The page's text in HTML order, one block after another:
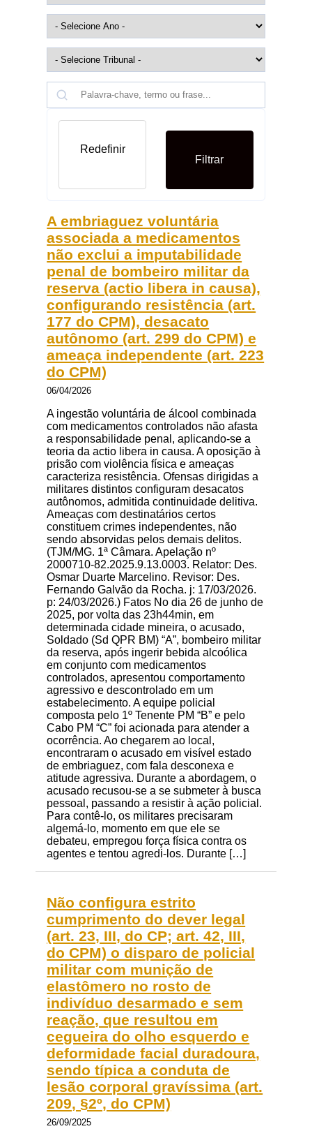
Filtrar
Redefinir
A embriaguez voluntária
associada a medicamentos
não exclui a imputabilidade
penal de bombeiro militar da
reserva (actio libera in causa),
configurando resistência (art.
177 do CPM), desacato
autônomo (art. 299 do CPM) e
ameaça independente (art. 223
do CPM)
06/04/2026
A ingestão voluntária de álcool combinada
com medicamentos controlados não afasta
a responsabilidade penal, aplicando-se a
teoria da actio libera in causa. A oposição à
prisão com violência física e ameaças
caracteriza resistência. Ofensas dirigidas a
militares distintos configuram desacatos
autônomos, admitida continuidade delitiva.
Ameaças com destinatários certos
constituem crimes independentes, não
sendo absorvidas pelos demais delitos.
(TJM/MG. 1ª Câmara. Apelação nº
2000710-82.2025.9.13.0003. Relator: Des.
Osmar Duarte Marcelino. Revisor: Des.
Fernando Galvão da Rocha. j: 17/03/2026.
p: 24/03/2026.) Fatos No dia 26 de junho de
2025, por volta das 23h44min, em
determinada cidade mineira, o acusado,
Soldado (Sd QPR BM) “A”, bombeiro militar
da reserva, após ingerir bebida alcoólica
em conjunto com medicamentos
controlados, apresentou comportamento
agressivo e descontrolado em um
estabelecimento. A equipe policial
composta pelo 1º Tenente PM “B” e pelo
Cabo PM “C” foi acionada para atender a
ocorrência. Ao chegarem ao local,
encontraram o acusado em visível estado
de embriaguez, com fala desconexa e
atitude agressiva. Durante a abordagem, o
acusado recusou-se a se submeter à busca
pessoal, passando a resistir à ação policial.
Para contê-lo, os militares precisaram
algemá-lo, momento em que ele se
debateu, empregou força física contra os
agentes e tentou agredi-los. Durante […]
Não configura estrito
cumprimento do dever legal
(art. 23, III, do CP; art. 42, III,
do CPM) o disparo de policial
militar com munição de
elastômero no rosto de
indivíduo desarmado e sem
reação, que resultou em
cegueira do olho esquerdo e
deformidade facial duradoura,
sendo típica a conduta de
lesão corporal gravíssima (art.
209, §2º, do CPM)
26/09/2025